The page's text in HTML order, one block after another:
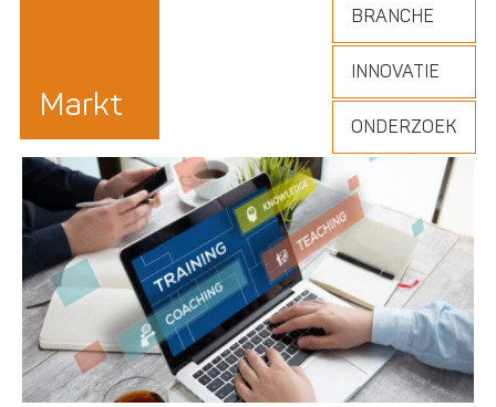
Markt
BRANCHE
INNOVATIE
ONDERZOEK